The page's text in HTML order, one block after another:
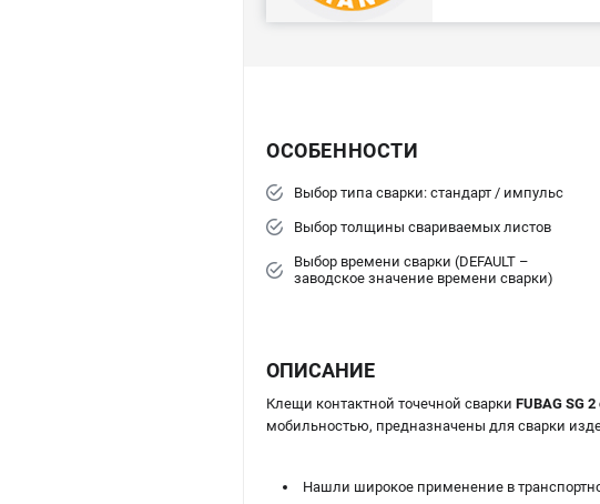
ОСОБЕННОСТИ
Выбор типа сварки: стандарт / импульс
Выбор толщины свариваемых листов
Выбор времени сварки (DEFAULT –
заводское значение времени сварки)
ОПИСАНИЕ
Клещи контактной точечной сварки FUBAG SG
мобильностью, предназначены для сварки
Нашли широкое применение в